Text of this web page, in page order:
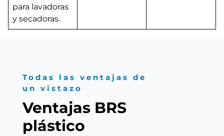
para lavadoras
y secadoras.
Todas las ventajas de
un vistazo
Ventajas BRS
plástico